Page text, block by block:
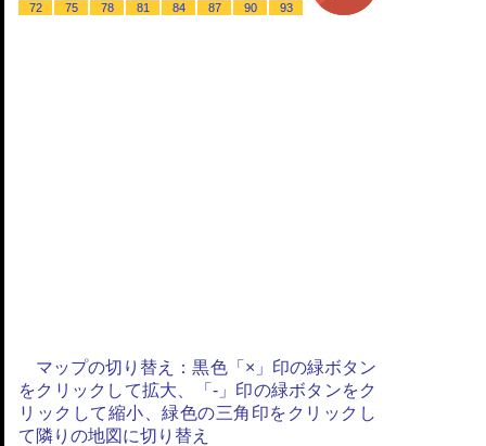
72
75 78 81 84 87 90 93
マップの切り替え：黒色「×」印の緑ボタン
をクリックして拡大、「-」印の緑ボタンをク
リックして縮小、緑色の三角印をクリックし
て隣りの地図に切り替え